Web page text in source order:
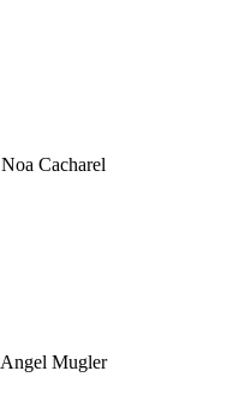
Noa Cacharel
Angel Mugler